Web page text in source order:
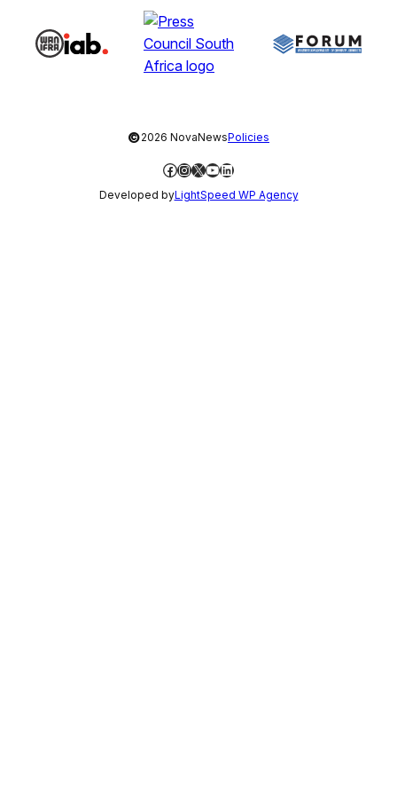
©2026 NovaNewsPolicies
Facebook
Instagram
X YouTube
LinkedIn
Developed byLightSpeed WP Agency